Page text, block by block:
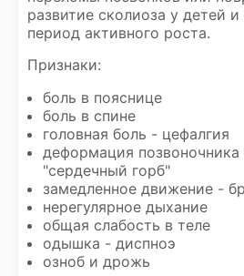
развитие сколиоза у детей
период активного роста.
Признаки:
боль в пояснице
боль в спине
головная боль - цефалгия
деформация позвоночника
"сердечный горб"
замедленное движение -
нерегулярное дыхание
общая слабость в теле
одышка - диспноэ
озноб и дрожь